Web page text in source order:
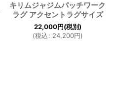
キリムジャジムパッチワーク
ラグ アクセントラグサイズ
22,000円(税別)
(税込: 24,200円)